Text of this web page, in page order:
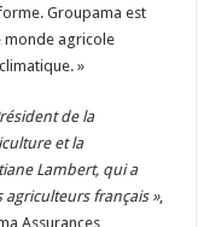
Groupama est
monde agricole
»
de la
et la
Lambert, qui a
français »,
Assurances